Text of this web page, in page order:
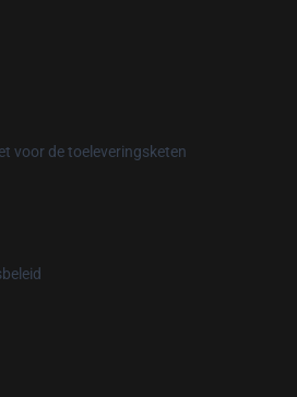
voor de toeleveringsketen